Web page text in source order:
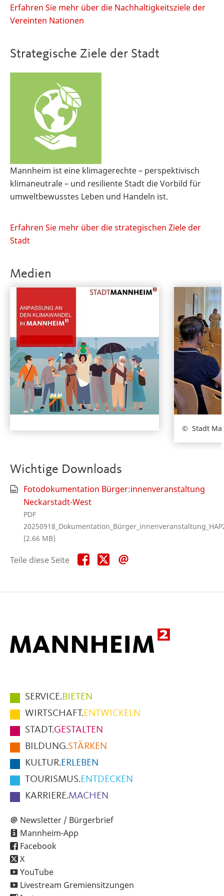
Erfahren Sie mehr über die Nachhaltigkeitsziele der
Vereinten Nationen
Strategische Ziele der Stadt
Mannheim ist eine klimagerechte – perspektivisch
klimaneutrale – und resiliente Stadt die Vorbild für
umweltbewusstes Leben und Handeln ist.
Erfahren Sie mehr über die strategischen Ziele der
Stadt
Medien
Stadt
Wichtige Downloads
Fotodokumentation Bürger:innenveranstaltung
Neckarstadt-West
PDF
(2.66 MB)
Teile diese Seite Teile
diese
Teile
diese
Hauptmenüpunkte
im
Fußbereich
der
Seite
SERVICE.BIETEN
WIRTSCHAFT.ENTWICKELN
STADT.GESTALTEN
BILDUNG.STÄRKEN
KULTUR.ERLEBEN
TOURISMUS.ENTDECKEN
KARRIERE.MACHEN
Newsletter / Bürgerbrief
Mannheim-App
Facebook
X
YouTube
Livestream Gremiensitzungen